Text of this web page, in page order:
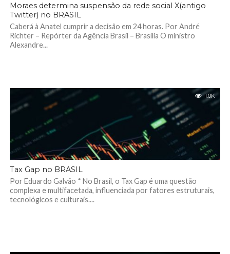
Moraes determina suspensão da rede social X(antigo
Twitter) no BRASIL
Caberá à Anatel cumprir a decisão em 24 horas. Por André
Richter – Repórter da Agência Brasil – Brasília O ministro
Alexandre...
1.0K
Tax Gap no BRASIL
Por Eduardo Galvão * No Brasil, o Tax Gap é uma questão
complexa e multifacetada, influenciada por fatores estruturais,
tecnológicos e culturais....